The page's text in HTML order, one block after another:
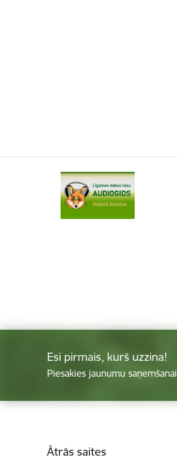
Esi pirmais, kurš uzzina!
Piesakies jaunumu
Ātrās saites